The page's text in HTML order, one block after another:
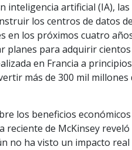
inteligencia artificial (IA),
los centros de datos
en los próximos cuatro
planes para adquirir cientos
en Francia a
más de 300 mil
los beneficios
de McKinsey reveló
no ha visto un impacto real